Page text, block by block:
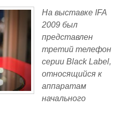
На выставке IFA
2009 был
представлен
третий телефон
серии Black Label,
относящийся к
аппаратам
начального